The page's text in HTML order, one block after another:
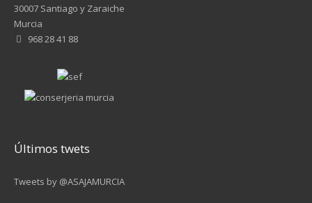
30007 Santiago y Zaraiche
Murcia
968 28 41 88
Últimos twets
Tweets by @ASAJAMURCIA